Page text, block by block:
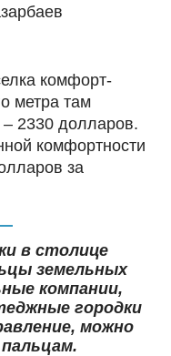
комфорт-
метра там
– 2330 долларов.
комфортности
за
в столице
земельных
компании,
городки
можно